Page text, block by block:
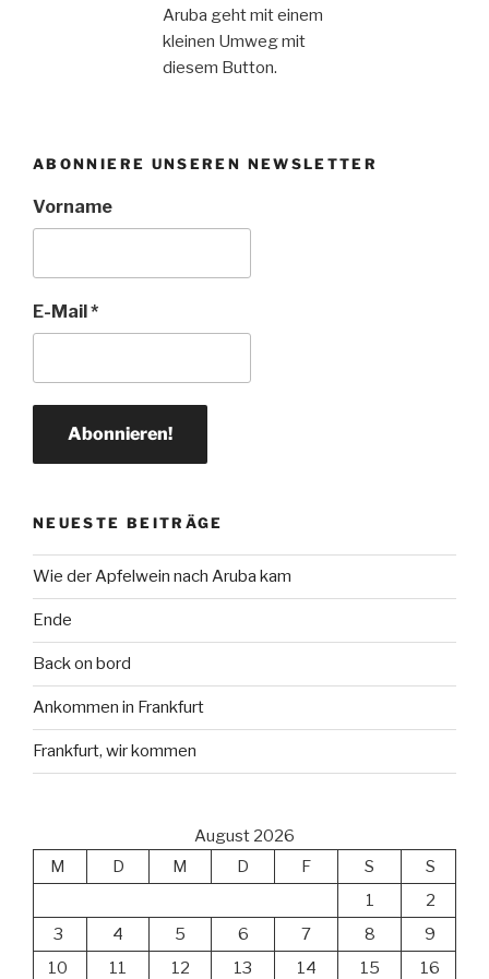
Aruba geht mit einem
kleinen Umweg mit
diesem Button.
ABONNIERE UNSEREN NEWSLETTER
Vorname
E-Mail*
NEUESTE BEITRÄGE
Wie der Apfelwein nach Aruba kam
Ende
Back on bord
Ankommen in Frankfurt
Frankfurt, wir kommen
August 2026
M
D M D F S
S
1
2
3
4 5 6 7 8
9
10
11 12 13 14 15
16